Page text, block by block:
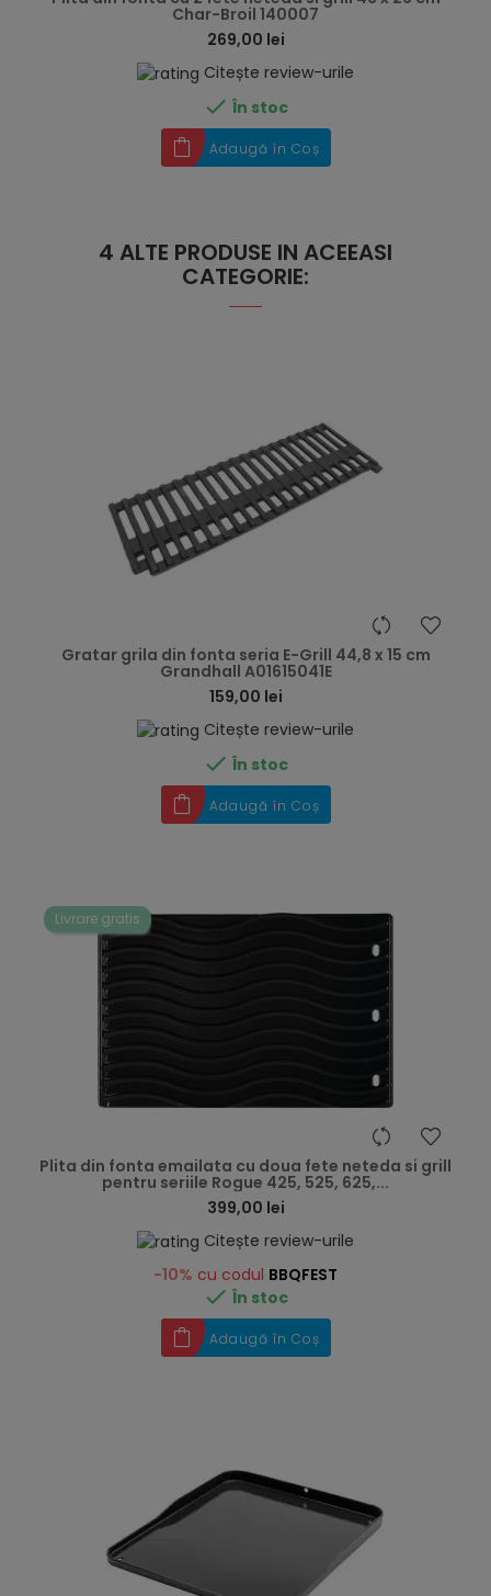
Char-Broil 140007
269,00 lei
Citește review-urile
 În stoc
Adaugă în Coș
4 ALTE PRODUSE IN ACEEASI
CATEGORIE:
Gratar grila din fonta seria E-Grill 44,8 x 15 cm
Grandhall A01615041E
159,00 lei
Citește review-urile
 În stoc
Adaugă în Coș
Livrare gratis
Plita din fonta emailata cu doua fete neteda si grill
pentru seriile Rogue 425, 525, 625,...
399,00 lei
Citește review-urile
-10% cu codul BBQFEST
 În stoc
Adaugă în Coș